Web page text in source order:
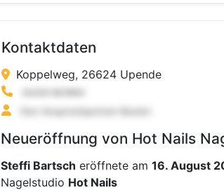
Kontaktdaten
Koppelweg, 26624 Upende
Neueröffnung von Hot Nails
Steffi Bartsch eröffnete am 16. August
Nagelstudio Hot Nails